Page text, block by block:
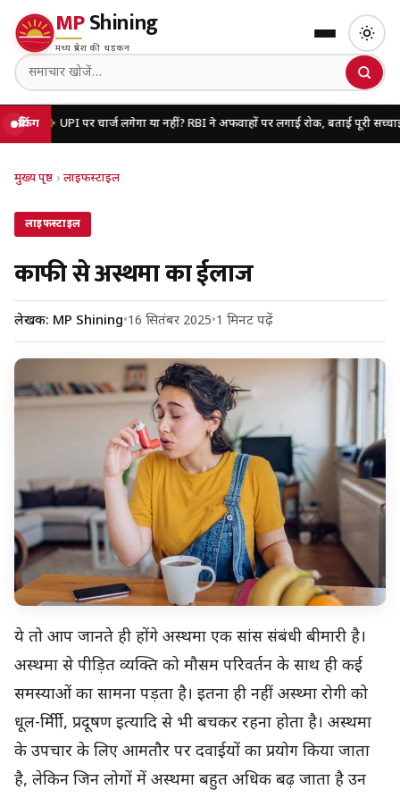
MPShining
मध्य प्रदेश की धड़कन
ब्रेकिंग
UPI पर चार्ज लगेगा या नहीं? RBI ने अफवाहों पर लगाई रोक, बताई पूरी सच्चाई यूपी में
मुख्य पृष्ठ › लाइफस्टाइल
लाइफस्टाइल
काफी से अस्थमा का ईलाज
लेखक: MP Shining•16 सितंबर 2025•1 मिनट पढ़ें
ये तो आप जानते ही होंगे अस्थमा एक सांस संबंधी बीमारी है।
अस्थमा से पीड़ित व्यक्ति को मौसम परिवर्तन के साथ ही कई
समस्याओं का सामना पड़ता है। इतना ही नहीं अस्थ्मा रोगी को
धूल-र्मिीी, प्रदूषण इत्यादि से भी बचकर रहना होता है। अस्थमा
के उपचार के लिए आमतौर पर दवाईयों का प्रयोग किया जाता
है, लेकिन जिन लोगों में अस्थमा बहुत अधिक बढ़ जाता है उन